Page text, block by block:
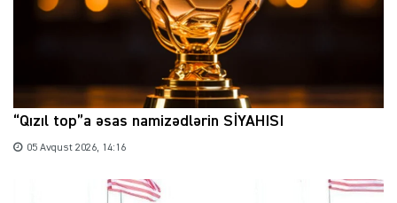
“Qızıl top”a əsas namizədlərin SİYAHISI
05 Avqust 2026, 14:16